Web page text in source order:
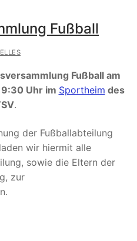
Fußball
Fußball am
Uhr im Sportheim des
.
der Fußballabteilung
wir hiermit alle
sowie die Eltern der
zur